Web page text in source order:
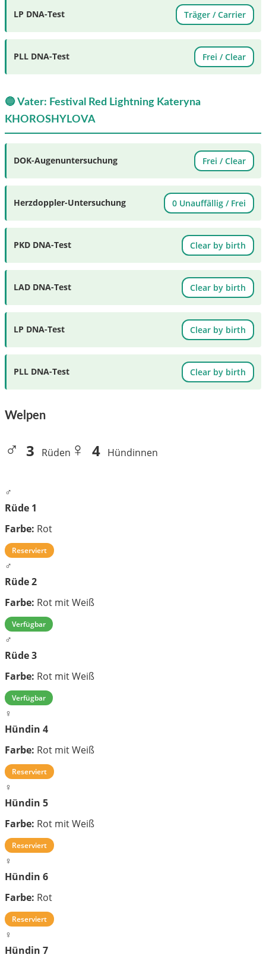
LP DNA-Test Träger / Carrier
PLL DNA-Test Frei / Clear
🔵 Vater: Festival Red Lightning Kateryna
KHOROSHYLOVA
DOK-Augenuntersuchung Frei / Clear
Herzdoppler-Untersuchung 0 Unauffällig / Frei
PKD DNA-Test Clear by birth
LAD DNA-Test Clear by birth
LP DNA-Test Clear by birth
PLL DNA-Test Clear by birth
Welpen
♂ 3 Rüden ♀ 4 Hündinnen
♂
Rüde 1
Farbe: Rot
Reserviert
♂
Rüde 2
Farbe: Rot mit Weiß
Verfügbar
♂
Rüde 3
Farbe: Rot mit Weiß
Verfügbar
♀
Hündin 4
Farbe: Rot mit Weiß
Reserviert
♀
Hündin 5
Farbe: Rot mit Weiß
Reserviert
♀
Hündin 6
Farbe: Rot
Reserviert
♀
Hündin 7